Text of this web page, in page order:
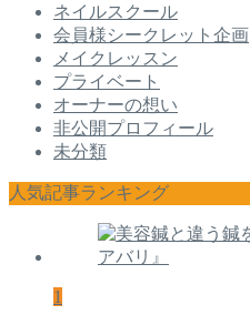
ネイルスクール
会員様シークレット企画
メイクレッスン
プライベート
オーナーの想い
非公開プロフィール
未分類
人気記事ランキング
1